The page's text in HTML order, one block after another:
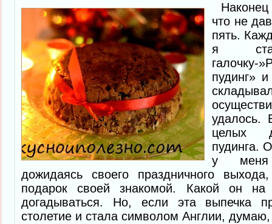
Наконец
что не
пять.
я
галочку-
пудинг»
удалось.
целых
пудинга.
у меня
дожидаясь своего праздничного
подарок своей знакомой. Какой он
догадываться. Но, если эта выпечка
столетие и стала символом Англии, думаю,